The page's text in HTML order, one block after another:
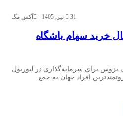
آکس مگ 31 تیر, 1405
خرید سهام باشگاه
برای سرمایه‌گذاری در لیورپول
افراد جهان به جمع